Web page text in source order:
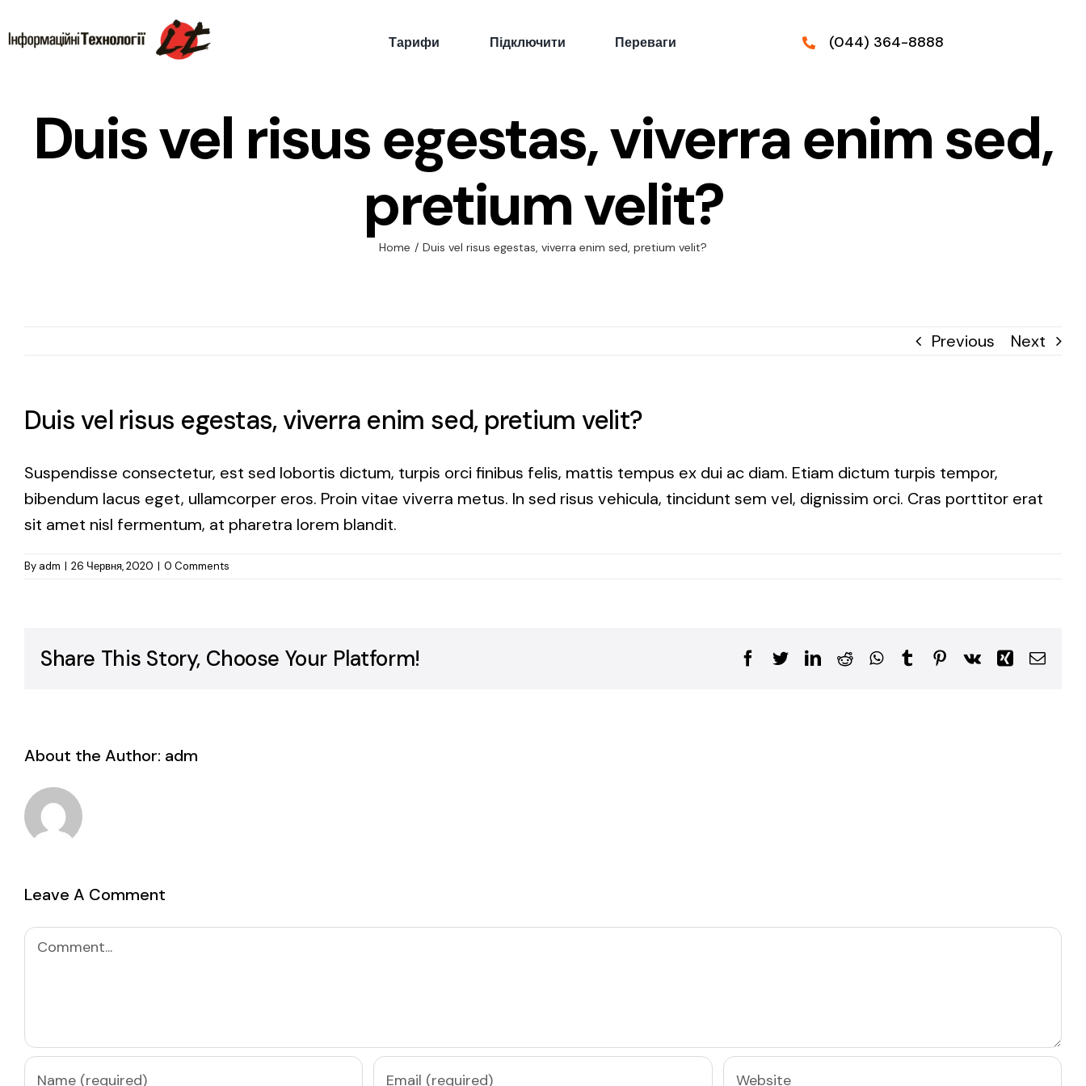
to
Тарифи Пiдключити Переваги (044) 364-8888
Duis vel risus egestas, viverra enim sed,
pretium velit?
Home / Duis vel risus egestas, viverra enim sed, pretium velit?
Previous Next
Duis vel risus egestas, viverra enim sed, pretium velit?
Suspendisse consectetur, est sed lobortis dictum, turpis orci finibus felis, mattis tempus ex dui ac diam. Etiam dictum turpis tempor,
bibendum lacus eget, ullamcorper eros. Proin vitae viverra metus. In sed risus vehicula, tincidunt sem vel, dignissim orci. Cras porttitor erat
sit amet nisl fermentum, at pharetra lorem blandit.
By adm | 26 Червня, 2020 | 0 Comments
Share This Story, Choose Your Platform! Facebook
TwitterLinkedIn
RedditWhatsApp
TumblrPinterest
Vk XingEmail
About the Author: adm
Leave A Comment
Comment